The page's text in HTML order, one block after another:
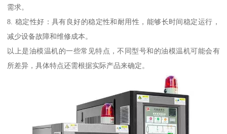
需求。
8. 稳定性好：具有良好的稳定性和耐用性，能够长时间稳定运行，
减少设备故障和维修成本。
以上是油模温机的一些常见特点，不同型号和的油模温机可能会有
所差异，具体特点还需根据实际产品来确定。